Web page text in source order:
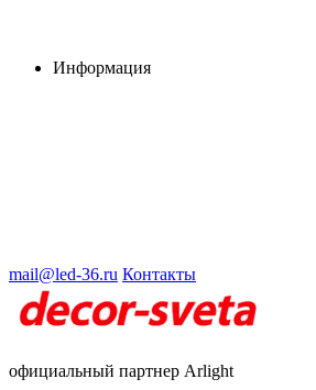
Информация
mail@led-36.ru Контакты
официальный партнер Arlight